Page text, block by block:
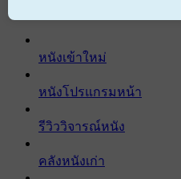
หนังเข้าใหม่
หนังโปรแกรมหน้า
รีวิววิจารณ์หนัง
คลังหนังเก่า